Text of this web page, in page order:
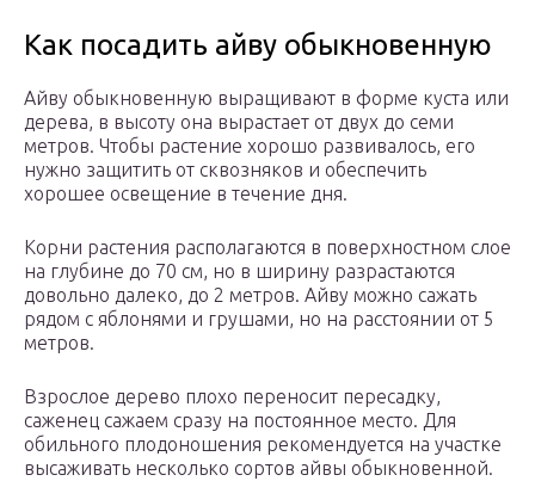
Как посадить айву обыкновенную
Айву обыкновенную выращивают в форме куста или
дерева, в высоту она вырастает от двух до семи
метров. Чтобы растение хорошо развивалось, его
нужно защитить от сквозняков и обеспечить
хорошее освещение в течение дня.
Корни растения располагаются в поверхностном слое
на глубине до 70 см, но в ширину разрастаются
довольно далеко, до 2 метров. Айву можно сажать
рядом с яблонями и грушами, но на расстоянии от 5
метров.
Взрослое дерево плохо переносит пересадку,
саженец сажаем сразу на постоянное место. Для
обильного плодоношения рекомендуется на участке
высаживать несколько сортов айвы обыкновенной.